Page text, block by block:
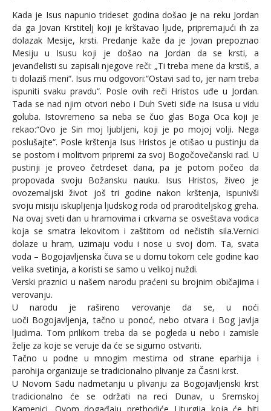
Kada je Isus napunio trideset godina došao je na reku Jordan
da ga Jovan Krstitelj koji je krštavao ljude, pripremajući ih za
dolazak Mesije, krsti. Predanje kaže da je Jovan prepoznao
Mesiju u Isusu koji je došao na Jordan da se krsti, a
jevanđelisti su zapisali njegove reči: „Ti treba mene da krstiš, a
ti dolaziš meni“. Isus mu odgovori:“Ostavi sad to, jer nam treba
ispuniti svaku pravdu“. Posle ovih reči Hristos uđe u Jordan.
Tada se nad njim otvori nebo i Duh Sveti siđe na Isusa u vidu
goluba. Istovremeno sa neba se čuo glas Boga Oca koji je
rekao:“Ovo je Sin moj ljubljeni, koji je po mojoj volji. Nega
poslušajte“. Posle krštenja Isus Hristos je otišao u pustinju da
se postom i molitvom pripremi za svoj Bogočovečanski rad. U
pustinji je proveo četrdeset dana, pa je potom počeo da
propovada svoju Božansku nauku. Isus Hristos, živeo je
ovozemaljski život još tri godine nakon krštenja, ispunivši
svoju misiju iskupljenja ljudskog roda od praroditeljskog greha.
Na ovaj sveti dan u hramovima i crkvama se osveštava vodica
koja se smatra lekovitom i zaštitom od nečistih sila.Vernici
dolaze u hram, uzimaju vodu i nose u svoj dom. Ta, svata
voda – Bogojavljenska čuva se u domu tokom cele godine kao
velika svetinja, a koristi se samo u velikoj nuždi.
Verski praznici u našem narodu praćeni su brojnim običajima i
verovanju.
U narodu je rašireno verovanje da se, u noći
uoči Bogojavljenja, tačno u ponoć, nebo otvara i Bog javlja
ljudima. Tom prilikom treba da se pogleda u nebo i zamisle
želje za koje se veruje da će se sigurno ostvariti.
Tačno u podne u mnogim mestima od strane eparhija i
parohija organizuje se tradicionalno plivanje za Časni krst.
U Novom Sadu nadmetanju u plivanju za Bogojavljenski krst
tradicionalno će se održati na reci Dunav, u Sremskoj